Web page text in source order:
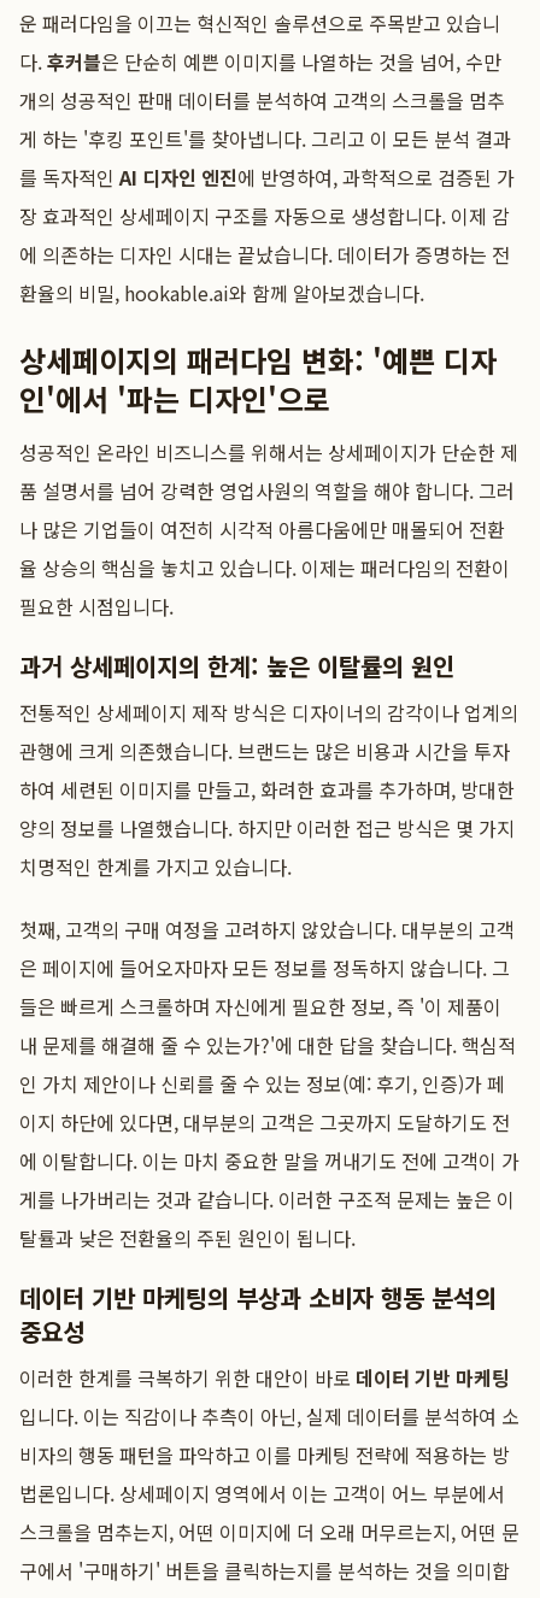
운 패러다임을 이끄는 혁신적인 솔루션으로 주목받고 있습니
다.후커블은 단순히 예쁜 이미지를 나열하는 것을 넘어, 수만
개의 성공적인 판매 데이터를 분석하여 고객의 스크롤을 멈추
게 하는 '후킹 포인트'를 찾아냅니다. 그리고 이 모든 분석 결과
를 독자적인AI 디자인 엔진에 반영하여, 과학적으로 검증된 가
장 효과적인 상세페이지 구조를 자동으로 생성합니다. 이제 감
에 의존하는 디자인 시대는 끝났습니다. 데이터가 증명하는 전
환율의 비밀, hookable.ai와 함께 알아보겠습니다.
상세페이지의 패러다임 변화: '예쁜 디자
인'에서 '파는 디자인'으로
성공적인 온라인 비즈니스를 위해서는 상세페이지가 단순한 제
품 설명서를 넘어 강력한 영업사원의 역할을 해야 합니다. 그러
나 많은 기업들이 여전히 시각적 아름다움에만 매몰되어 전환
율 상승의 핵심을 놓치고 있습니다. 이제는 패러다임의 전환이
필요한 시점입니다.
과거 상세페이지의 한계: 높은 이탈률의 원인
전통적인 상세페이지 제작 방식은 디자이너의 감각이나 업계의
관행에 크게 의존했습니다. 브랜드는 많은 비용과 시간을 투자
하여 세련된 이미지를 만들고, 화려한 효과를 추가하며, 방대한
양의 정보를 나열했습니다. 하지만 이러한 접근 방식은 몇 가지
치명적인 한계를 가지고 있습니다.
첫째, 고객의 구매 여정을 고려하지 않았습니다. 대부분의 고객
은 페이지에 들어오자마자 모든 정보를 정독하지 않습니다. 그
들은 빠르게 스크롤하며 자신에게 필요한 정보, 즉 '이 제품이
내 문제를 해결해 줄 수 있는가?'에 대한 답을 찾습니다. 핵심적
인 가치 제안이나 신뢰를 줄 수 있는 정보(예: 후기, 인증)가 페
이지 하단에 있다면, 대부분의 고객은 그곳까지 도달하기도 전
에 이탈합니다. 이는 마치 중요한 말을 꺼내기도 전에 고객이 가
게를 나가버리는 것과 같습니다. 이러한 구조적 문제는 높은 이
탈률과 낮은 전환율의 주된 원인이 됩니다.
데이터 기반 마케팅의 부상과 소비자 행동 분석의
중요성
이러한 한계를 극복하기 위한 대안이 바로 데이터 기반 마케팅
입니다. 이는 직감이나 추측이 아닌, 실제 데이터를 분석하여 소
비자의 행동 패턴을 파악하고 이를 마케팅 전략에 적용하는 방
법론입니다. 상세페이지 영역에서 이는 고객이 어느 부분에서
스크롤을 멈추는지, 어떤 이미지에 더 오래 머무르는지, 어떤 문
구에서 '구매하기' 버튼을 클릭하는지를 분석하는 것을 의미합